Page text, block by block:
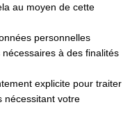
au moyen de cette
personnelles
à des finalités
explicite pour traiter
nécessitant votre